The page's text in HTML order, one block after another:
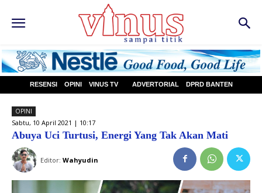
RESENSI OPINI VINUS TV ADVERTORIAL DPRD BANTEN
OPINI
Sabtu, 10 April 2021 | 10:17
Abuya Uci Turtusi, Energi Yang Tak Akan Mati
Editor: Wahyudin